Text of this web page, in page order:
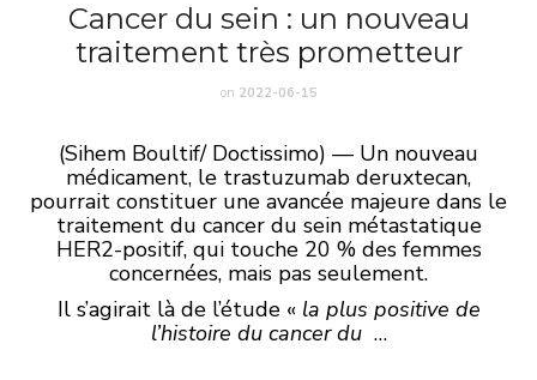
Cancer du sein : un nouveau
traitement très prometteur
on 2022-06-15
(Sihem Boultif/ Doctissimo) — Un nouveau
médicament, le trastuzumab deruxtecan,
pourrait constituer une avancée majeure dans le
traitement du cancer du sein métastatique
HER2-positif, qui touche 20 % des femmes
concernées, mais pas seulement.
Il s’agirait là de l’étude « la plus positive de
l’histoire du cancer du…